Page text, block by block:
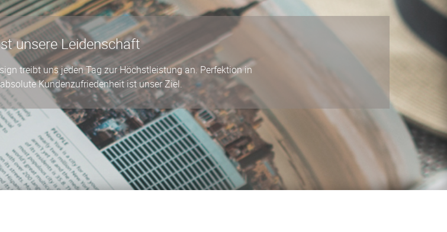
unsere Leidenschaft
treibt uns jeden Tag zur Höchstleistung an. Perfektion in
Kundenzufriedenheit ist unser Ziel.